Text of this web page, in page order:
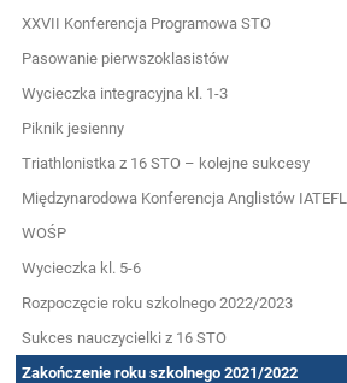
XXVII Konferencja Programowa STO
Pasowanie pierwszoklasistów
Wycieczka integracyjna kl. 1-3
Piknik jesienny
Triathlonistka z 16 STO – kolejne sukcesy
Międzynarodowa Konferencja Anglistów IATEFL
WOŚP
Wycieczka kl. 5-6
Rozpoczęcie roku szkolnego 2022/2023
Sukces nauczycielki z 16 STO
Zakończenie roku szkolnego 2021/2022